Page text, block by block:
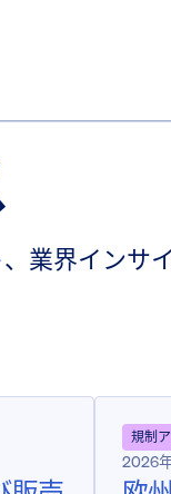
業界インサ
規制
2026